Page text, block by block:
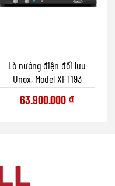
Lò nướng điện đối lưu
Unox, Model XFT193
63.900.000 ₫